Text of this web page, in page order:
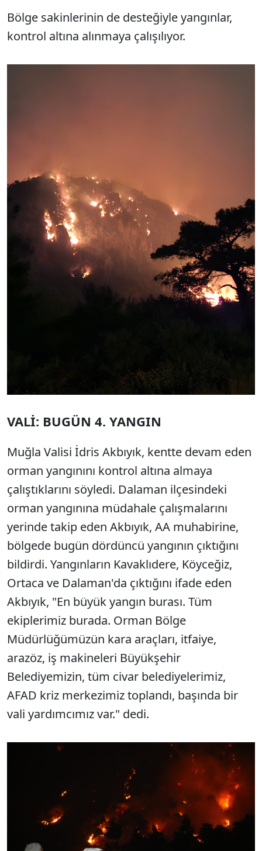
Bölge sakinlerinin de desteğiyle yangınlar,
kontrol altına alınmaya çalışılıyor.
VALİ: BUGÜN 4. YANGIN
Muğla Valisi İdris Akbıyık, kentte devam eden
orman yangınını kontrol altına almaya
çalıştıklarını söyledi. Dalaman ilçesindeki
orman yangınına müdahale çalışmalarını
yerinde takip eden Akbıyık, AA muhabirine,
bölgede bugün dördüncü yangının çıktığını
bildirdi. Yangınların Kavaklıdere, Köyceğiz,
Ortaca ve Dalaman'da çıktığını ifade eden
Akbıyık, "En büyük yangın burası. Tüm
ekiplerimiz burada. Orman Bölge
Müdürlüğümüzün kara araçları, itfaiye,
arazöz, iş makineleri Büyükşehir
Belediyemizin, tüm civar belediyelerimiz,
AFAD kriz merkezimiz toplandı, başında bir
vali yardımcımız var." dedi.